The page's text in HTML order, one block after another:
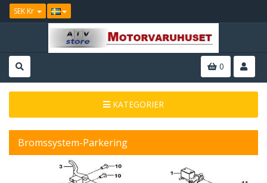
SEK Kr
0
KATEGORIER
Bromssystem-Parkering